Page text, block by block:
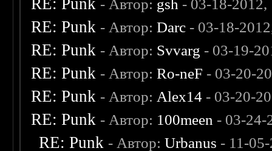
RE: Punk - Автор: gsh - 03-18-
RE: Punk - Автор:Darc - 03-18-
RE: Punk - Автор: Svvarg - 03-19-
RE: Punk - Автор:Ro-neF - 03-20-
RE: Punk - Автор: Alex14 - 03-20-
RE: Punk - Автор: 100meen - 03-24-
RE: Punk - Автор:Urbanus - 11-